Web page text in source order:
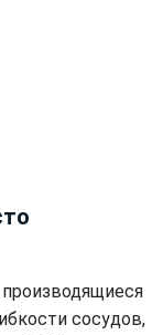
сосудов,